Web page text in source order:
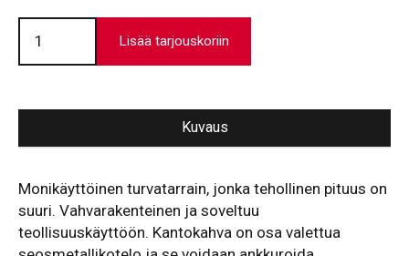
RGA3
m
Lisää tarjouskoriin
Kuvaus
Monikäyttöinen turvatarrain, jonka tehollinen pituus on
suuri. Vahvarakenteinen ja soveltuu
teollisuuskäyttöön. Kantokahva on osa valettua